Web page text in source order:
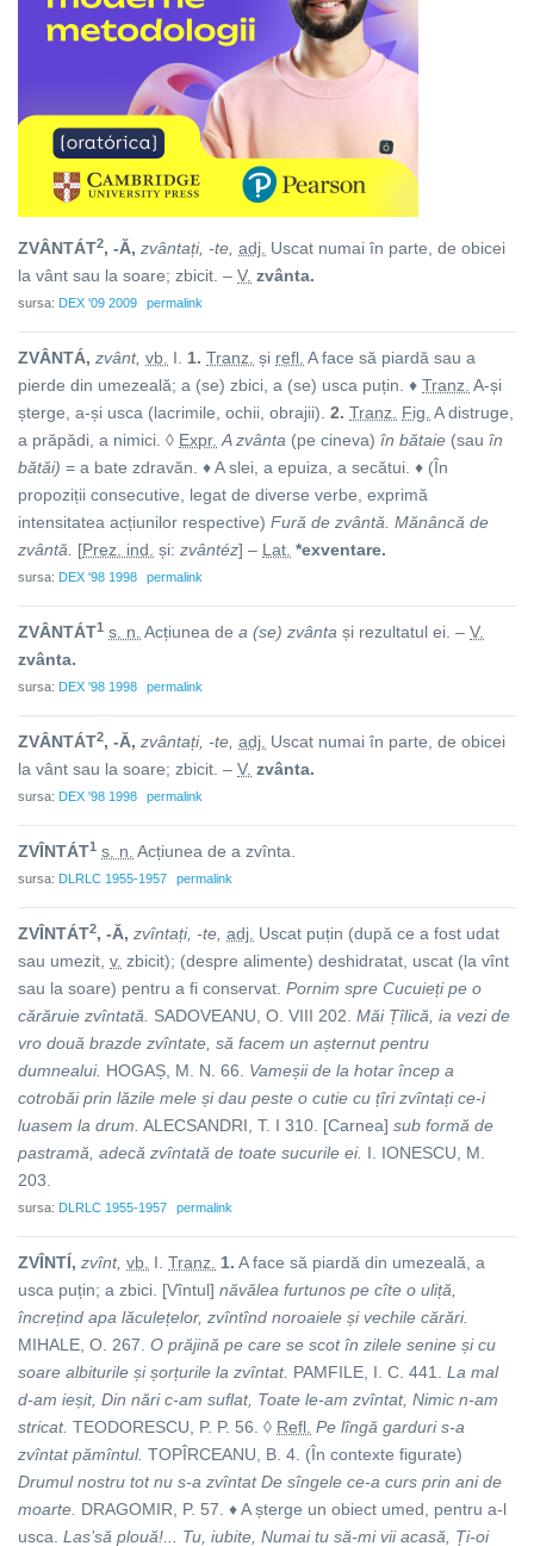
ZVÂNTÁT2, -Ă, zvântați, -te, adj. Uscat numai în parte, de obicei
la vânt sau la soare; zbicit. – V. zvânta.
sursa: DEX '09 2009 permalink
ZVÂNTÁ, zvânt, vb. I. 1. Tranz. și refl. A face să piardă sau a
pierde din umezeală; a (se) zbici, a (se) usca puțin. ♦ Tranz. A-și
șterge, a-și usca (lacrimile, ochii, obrajii). 2. Tranz. Fig. A distruge,
a prăpădi, a nimici. ◊ Expr. A zvânta (pe cineva) în bătaie (sau în
bătăi) = a bate zdravăn. ♦ A slei, a epuiza, a secătui. ♦ (În
propoziții consecutive, legat de diverse verbe, exprimă
intensitatea acțiunilor respective) Fură de zvântă. Mănâncă de
zvântă.
[Prez. ind. și: zvântéz] – Lat. *exventare.
sursa: DEX '98 1998 permalink
ZVÂNTÁT1 s. n. Acțiunea de a (se) zvânta și rezultatul ei. – V.
zvânta.
sursa: DEX '98 1998 permalink
ZVÂNTÁT2, -Ă, zvântați, -te, adj. Uscat numai în parte, de obicei
la vânt sau la soare; zbicit. – V. zvânta.
sursa: DEX '98 1998 permalink
ZVÎNTÁT1 s. n. Acțiunea de a zvînta
sursa: DLRLC 1955-1957 permalink
ZVÎNTÁT2, -Ă, zvîntați, -te, adj. Uscat puțin (după ce a fost udat
sau umezit, v. zbicit); (despre alimente) deshidratat, uscat (la vînt
sau la soare) pentru a fi conservat. Pornim spre Cucuieți pe o
cărăruie zvîntată.
SADOVEANU, O. VIII 202. Măi Țîlică, ia vezi de
vro două brazde zvîntate, să facem un așternut pentru
dumnealui. HOGAȘ, M. N. 66. Vameșii de la hotar încep a
cotrobăi prin lăzile mele și dau peste o cutie cu țîri zvîntați ce-i
luasem la drum. ALECSANDRI, T. I 310. [Carnea] sub formă de
pastramă, adecă zvîntată de toate sucurile ei. I. IONESCU, M.
203.
sursa: DLRLC 1955-1957 permalink
ZVÎNTÍ, zvînt, vb. I. Tranz. 1. A face să piardă din umezeală, a
usca puțin; a zbici. [Vîntul] năvălea furtunos pe cîte o uliță,
încrețind apa lăculețelor, zvîntînd noroaiele și vechile cărări.
MIHALE, O. 267. O prăjină pe care se scot în zilele senine și cu
soare albiturile și șorțurile la zvîntat. PAMFILE, I. C. 441. La mal
d-am ieșit, Din nări c-am suflat, Toate le-am zvîntat, Nimic n-am
stricat. TEODORESCU, P. P. 56. ◊ Refl. Pe lîngă garduri s-a
zvîntat pămîntul. TOPÎRCEANU, B. 4. (În contexte figurate)
Drumul nostru tot nu s-a zvîntat De sîngele ce-a curs prin ani de
moarte. DRAGOMIR, P. 57. ♦ A șterge un obiect umed, pentru a-l
usca. Las’să plouă!... Tu, iubite, Numai tu să-mi vii acasă, Ți-oi